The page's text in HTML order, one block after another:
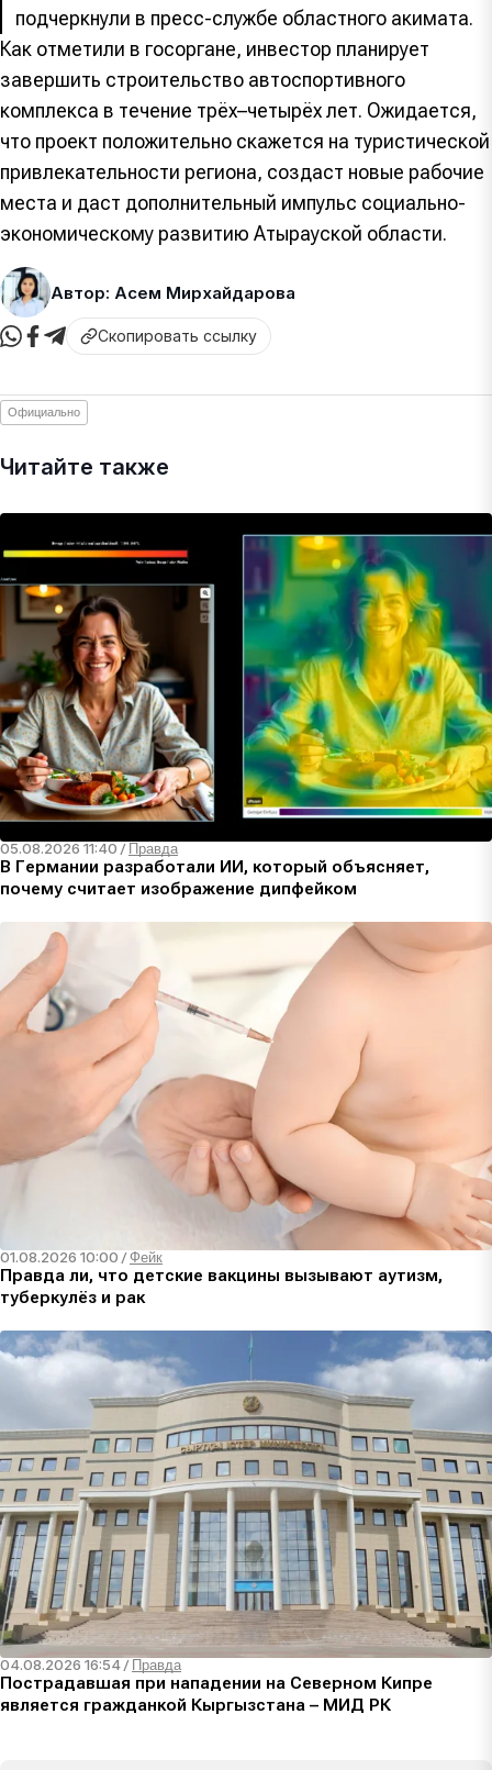
подчеркнули в пресс-службе областного акимата.
Как отметили в госоргане, инвестор планирует
завершить строительство автоспортивного
комплекса в течение трёх–четырёх лет. Ожидается,
что проект положительно скажется на туристической
привлекательности региона, создаст новые рабочие
места и даст дополнительный импульс социально-
экономическому развитию Атырауской области.
Автор: Асем Мирхайдарова
Скопировать ссылку
Официально
Читайте также
05.08.2026 11:40 / Правда
В Германии разработали ИИ, который объясняет,
почему считает изображение дипфейком
01.08.2026 10:00 /Фейк
Правда ли, что детские вакцины вызывают аутизм,
туберкулёз и рак
04.08.2026 16:54 / Правда
Пострадавшая при нападении на Северном Кипре
является гражданкой Кыргызстана – МИД РК